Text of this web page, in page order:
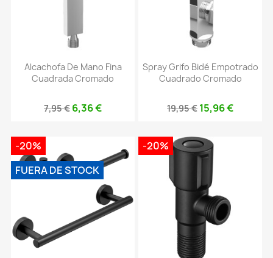
Alcachofa De Mano Fina
Cuadrada Cromado
7,95 € 6,36 €
Spray Grifo Bidé Empotrado
Cuadrado Cromado
19,95 € 15,96 €
-20%
FUERA DE STOCK
-20%